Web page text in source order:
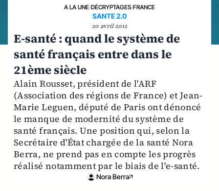
A LA UNE›DÉCRYPTAGES›FRANCE
SANTE 2.0
20 avril 2012
E-santé : quand le système de
santé français entre dans le
21ème siècle
Alain Rousset, président de l'ARF
(Association des régions de France) et Jean-
Marie Leguen, député de Paris ont dénoncé
le manque de modernité du système de
santé français. Une position qui, selon la
Secrétaire d'État chargée de la santé Nora
Berra, ne prend pas en compte les progrès
réalisé notamment par le biais de l'e-santé.
Nora Berra